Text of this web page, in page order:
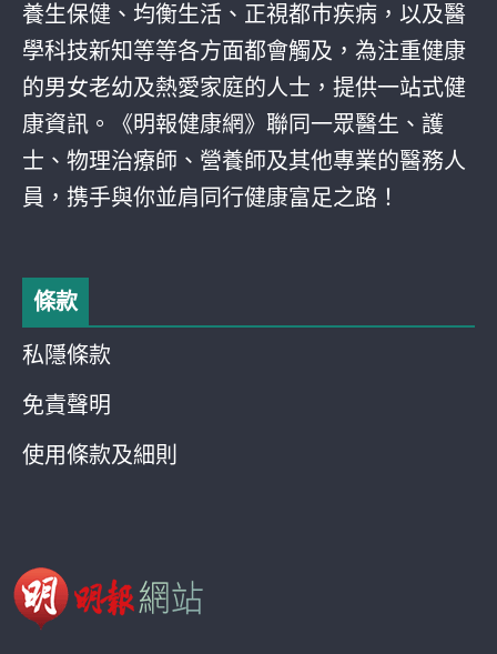
養生保健、均衡生活、正視都巿疾病，以及醫
學科技新知等等各方面都會觸及，為注重健康
的男女老幼及熱愛家庭的人士，提供一站式健
康資訊。《明報健康網》聯同一眾醫生、護
士、物理治療師、營養師及其他專業的醫務人
員，携手與你並肩同行健康富足之路！
條款
私隱條款
免責聲明
使用條款及細則